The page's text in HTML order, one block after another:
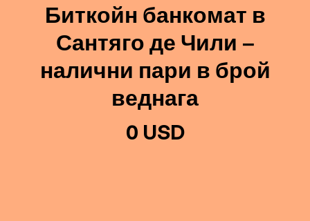
Биткойн банкомат в
Сантяго де Чили –
налични пари в брой
веднага
0 USD